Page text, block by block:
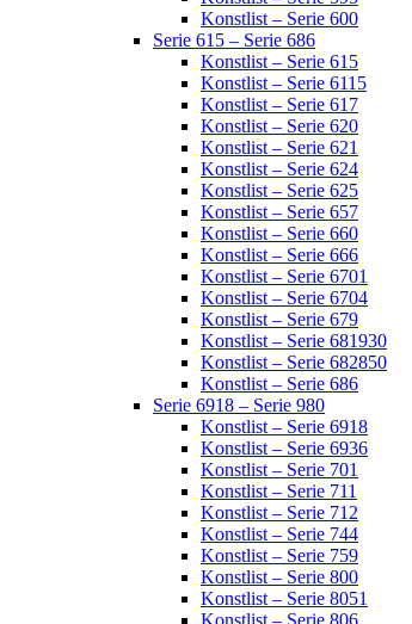
Konstlist – Serie 600
Serie 615 – Serie 686
Konstlist – Serie 615
Konstlist – Serie 6115
Konstlist – Serie 617
Konstlist – Serie 620
Konstlist – Serie 621
Konstlist – Serie 624
Konstlist – Serie 625
Konstlist – Serie 657
Konstlist – Serie 660
Konstlist – Serie 666
Konstlist – Serie 6701
Konstlist – Serie 6704
Konstlist – Serie 679
Konstlist – Serie 681930
Konstlist – Serie 682850
Konstlist – Serie 686
Serie 6918 – Serie 980
Konstlist – Serie 6918
Konstlist – Serie 6936
Konstlist – Serie 701
Konstlist – Serie 711
Konstlist – Serie 712
Konstlist – Serie 744
Konstlist – Serie 759
Konstlist – Serie 800
Konstlist – Serie 8051
Konstlist – Serie 806